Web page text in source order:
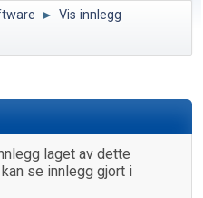
► Vis innlegg
laget av dette
se innlegg gjort i